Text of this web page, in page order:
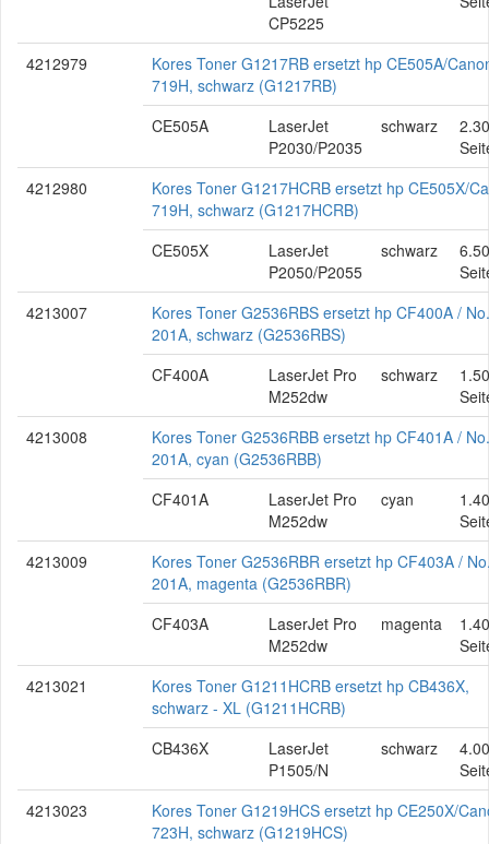
CP5225
4212979
Kores Toner G1217RB ersetzt hp CE505A/
719H, schwarz (G1217RB)
CE505A
LaserJet
P2030/P2035
schwarz
4212980
Kores Toner G1217HCRB ersetzt hp CE505X/
719H, schwarz (G1217HCRB)
CE505X
LaserJet
P2050/P2055
schwarz
4213007
Kores Toner G2536RBS ersetzt hp CF400A / No.
201A, schwarz (G2536RBS)
CF400A
LaserJet Pro
M252dw
schwarz
4213008
Kores Toner G2536RBB ersetzt hp CF401A / No.
201A, cyan (G2536RBB)
CF401A
LaserJet Pro
M252dw
cyan
4213009
Kores Toner G2536RBR ersetzt hp CF403A /
201A, magenta (G2536RBR)
CF403A
LaserJet Pro
M252dw
magenta
4213021
Kores Toner G1211HCRB ersetzt hp CB436X,
schwarz - XL (G1211HCRB)
CB436X
LaserJet
P1505/N
schwarz
4213023
Kores Toner G1219HCS ersetzt hp CE250X/
723H, schwarz (G1219HCS)